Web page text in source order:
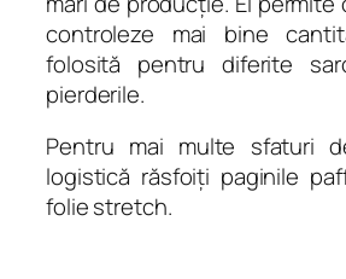
controleze mai bine
folosită pentru diferite
pierderile.
Pentru mai multe sfaturi
logistică răsfoiți paginile
folie stretch.